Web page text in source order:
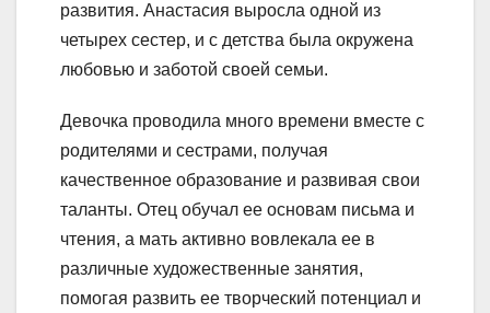
развития. Анастасия выросла одной из
четырех сестер, и с детства была окружена
любовью и заботой своей семьи.
Девочка проводила много времени вместе с
родителями и сестрами, получая
качественное образование и развивая свои
таланты. Отец обучал ее основам письма и
чтения, а мать активно вовлекала ее в
различные художественные занятия,
помогая развить ее творческий потенциал и